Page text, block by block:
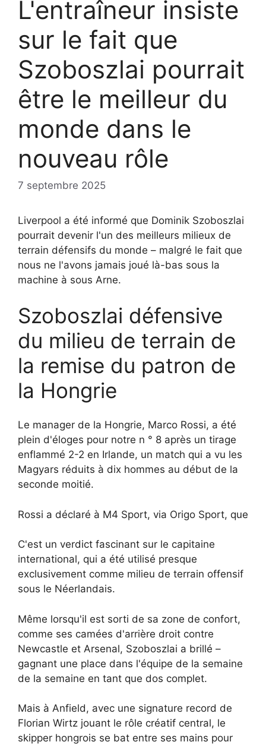
L'entraîneur insiste
sur le fait que
Szoboszlai pourrait
être le meilleur du
monde dans le
nouveau rôle
7 septembre 2025
Liverpool a été informé que Dominik Szoboszlai
pourrait devenir l'un des meilleurs milieux de
terrain défensifs du monde – malgré le fait que
nous ne l'avons jamais joué là-bas sous la
machine à sous Arne.
Szoboszlai défensive
du milieu de terrain de
la remise du patron de
la Hongrie
Le manager de la Hongrie, Marco Rossi, a été
plein d'éloges pour notre n ° 8 après un tirage
enflammé 2-2 en Irlande, un match qui a vu les
Magyars réduits à dix hommes au début de la
seconde moitié.
Rossi a déclaré à M4 Sport, via Origo Sport, que
C'est un verdict fascinant sur le capitaine
international, qui a été utilisé presque
exclusivement comme milieu de terrain offensif
sous le Néerlandais.
Même lorsqu'il est sorti de sa zone de confort,
comme ses camées d'arrière droit contre
Newcastle et Arsenal, Szoboszlai a brillé –
gagnant une place dans l'équipe de la semaine
de la semaine en tant que dos complet.
Mais à Anfield, avec une signature record de
Florian Wirtz jouant le rôle créatif central, le
skipper hongrois se bat entre ses mains pour